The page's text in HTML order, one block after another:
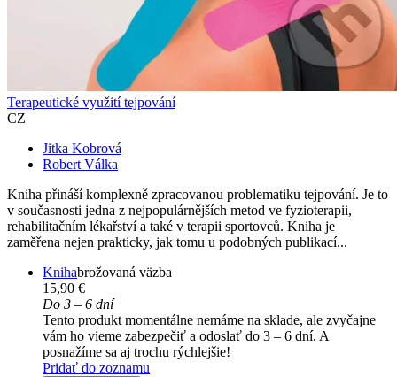
Terapeutické využití tejpování
CZ
Jitka Kobrová
Robert Válka
Kniha přináší komplexně zpracovanou problematiku tejpování. Je to
v současnosti jedna z nejpopulárnějších metod ve fyzioterapii,
rehabilitačním lékařství a také v terapii sportovců. Kniha je
zaměřena nejen prakticky, jak tomu u podobných publikací...
Knihabrožovaná väzba
15,90 €
Do 3 – 6 dní
Tento produkt momentálne nemáme na sklade, ale zvyčajne
vám ho vieme zabezpečiť a odoslať do 3 – 6 dní. A
posnažíme sa aj trochu rýchlejšie!
Pridať do zoznamu